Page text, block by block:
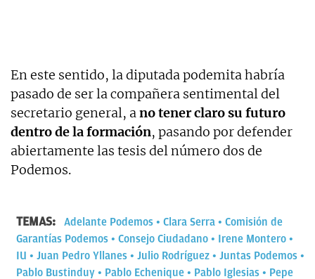
En este sentido, la diputada podemita habría
pasado de ser la compañera sentimental del
secretario general, a no tener claro su futuro
dentro de la formación, pasando por defender
abiertamente las tesis del número dos de
Podemos.
TEMAS: Adelante Podemos Clara Serra
Comisión de
Garantías Podemos
Consejo Ciudadano
Irene Montero
IU
Juan Pedro Yllanes Julio Rodríguez
Juntas Podemos
Pablo Bustinduy
Pablo Echenique Pablo Iglesias
Pepe